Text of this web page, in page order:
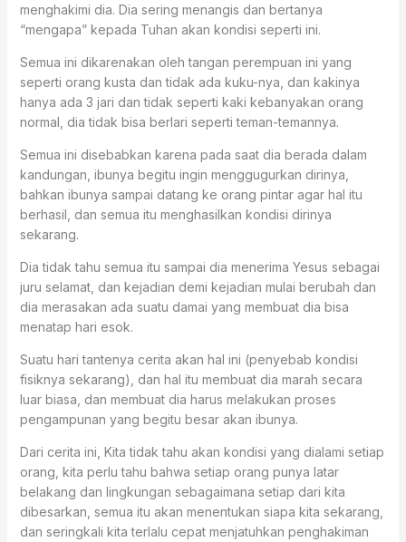
menghakimi dia. Dia sering menangis dan bertanya
“mengapa” kepada Tuhan akan kondisi seperti ini.
Semua ini dikarenakan oleh tangan perempuan ini yang
seperti orang kusta dan tidak ada kuku-nya, dan kakinya
hanya ada 3 jari dan tidak seperti kaki kebanyakan orang
normal, dia tidak bisa berlari seperti teman-temannya.
Semua ini disebabkan karena pada saat dia berada dalam
kandungan, ibunya begitu ingin menggugurkan dirinya,
bahkan ibunya sampai datang ke orang pintar agar hal itu
berhasil, dan semua itu menghasilkan kondisi dirinya
sekarang.
Dia tidak tahu semua itu sampai dia menerima Yesus sebagai
juru selamat, dan kejadian demi kejadian mulai berubah dan
dia merasakan ada suatu damai yang membuat dia bisa
menatap hari esok.
Suatu hari tantenya cerita akan hal ini (penyebab kondisi
fisiknya sekarang), dan hal itu membuat dia marah secara
luar biasa, dan membuat dia harus melakukan proses
pengampunan yang begitu besar akan ibunya.
Dari cerita ini, Kita tidak tahu akan kondisi yang dialami setiap
orang, kita perlu tahu bahwa setiap orang punya latar
belakang dan lingkungan sebagaimana setiap dari kita
dibesarkan, semua itu akan menentukan siapa kita sekarang,
dan seringkali kita terlalu cepat menjatuhkan penghakiman